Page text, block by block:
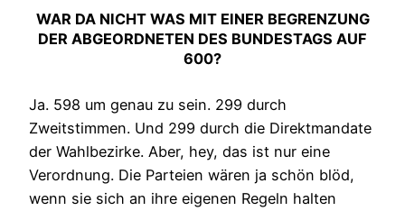
WAR DA NICHT WAS MIT EINER BEGRENZUNG
DER ABGEORDNETEN DES BUNDESTAGS AUF
600?
Ja. 598 um genau zu sein. 299 durch
Zweitstimmen. Und 299 durch die Direktmandate
der Wahlbezirke. Aber, hey, das ist nur eine
Verordnung. Die Parteien wären ja schön blöd,
wenn sie sich an ihre eigenen Regeln halten